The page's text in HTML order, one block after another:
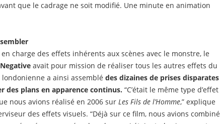
que le cadrage ne soit modifié. Une minute en animation
charge des effets inhérents aux scènes avec le monstre, le
avait pour mission de réaliser tous les autres effets du
londonienne a ainsi assemblé des dizaines de prises disparates
des plans en apparence continus. “C’était le même type d’effet
nous avions réalisé en 2006 sur Les Fils de l’Homme,” explique
des effets visuels. “Déjà sur ce film, nous avions combiné